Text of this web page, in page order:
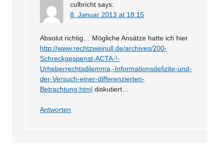
culbricht says:
8. Januar 2013 at 18:15
Absolut richtig… Mögliche Ansätze hatte ich hier
http://www.rechtzweinull.de/archives/200-
Schreckgespenst-ACTA-!-
Urheberrechtsdilemma,-Informationsdefizite-und-
der-Versuch-einer-differenzierten-
Betrachtung.html diskutiert…
Antworten